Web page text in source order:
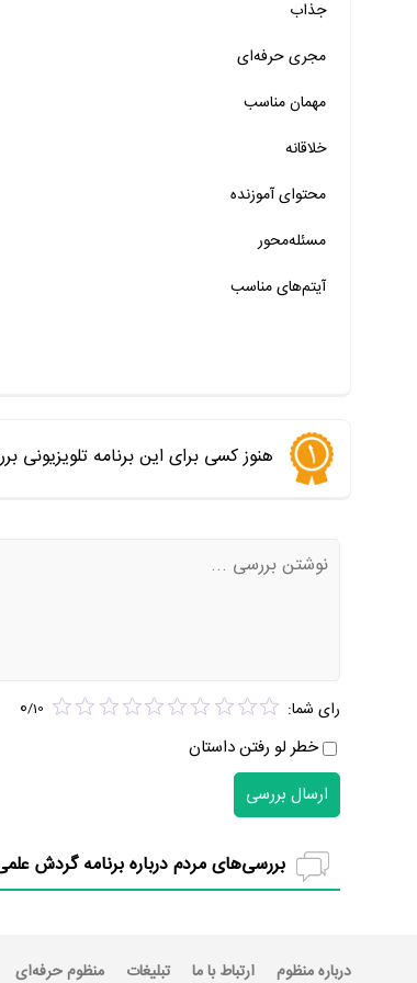
خیر تقریبا
خیر
خیر
خیر تقریبا
خیر
جذاب
مجری حرفه‌ای
مهمان‌ مناسب
خلاقانه
محتوای آموزنده
مسئله‌محور
آیتم‌های مناسب
هنوز کسی برای این برنامه
رای شما: 0/10
خطر لو رفتن داستان
ارسال بررسی
بررسی‌های مردم درباره برنامه گردش
درباره منظوم ارتباط با ما تبلیغات منظوم حرفه‌ای